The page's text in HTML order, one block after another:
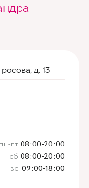
д. 13
пн-пт 08:00-20:00
сб 08:00-20:00
вс 09:00-18:00